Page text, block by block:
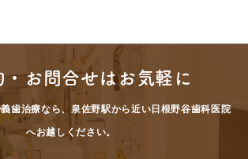
・お問合せはお気軽に
歯治療なら、泉佐野駅から近い日根野谷歯科医院
へお越しください。